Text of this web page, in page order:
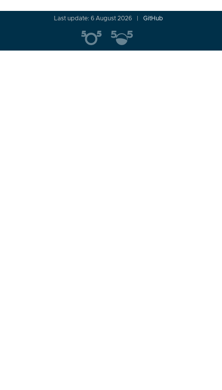
Last update: 6 August 2026 GitHub